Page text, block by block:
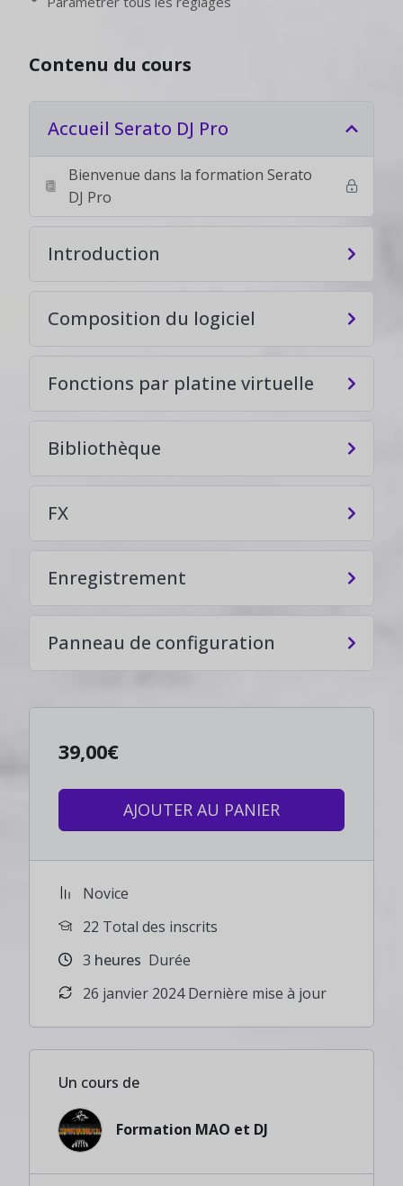
ABONNEMENT
TÉLÉCHARGEMENT
Contenu du cours
Accueil Serato DJ Pro
Bienvenue dans la formation Serato
DJ Pro
Introduction
Composition du logiciel
Fonctions par platine virtuelle
Bibliothèque
FX
Enregistrement
Panneau de configuration
39,00€
AJOUTER AU PANIER
Novice
22 Total des inscrits
3 heures Durée
26 janvier 2024 Dernière mise à jour
Un cours de
Formation MAO et DJ